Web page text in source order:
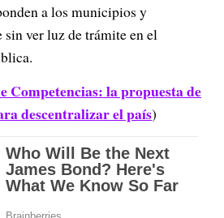
a los municipios y
sin ver luz de trámite en el
Competencias: la propuesta de
descentralizar el país)